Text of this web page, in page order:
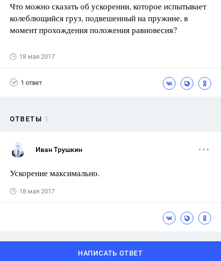
Что можно сказать об ускорении, которое испытывает
колеблющийся груз, подвешенный на пружине, в
момент прохождения положения равновесия?
18 мая 2017
1 ответ
ОТВЕТЫ 1
Иван Трушкин
Ускорение максимально.
18 мая 2017
НАПИСАТЬ ОТВЕТ